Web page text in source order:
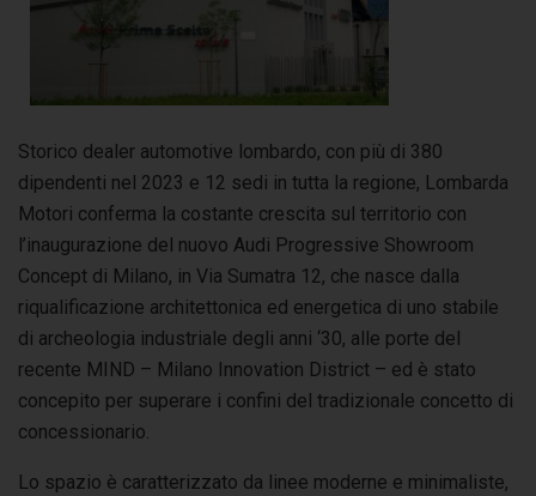
Storico dealer automotive lombardo, con più di 380
dipendenti nel 2023 e 12 sedi in tutta la regione, Lombarda
Motori conferma la costante crescita sul territorio con
l’inaugurazione del nuovo Audi Progressive Showroom
Concept di Milano, in Via Sumatra 12, che nasce dalla
riqualificazione architettonica ed energetica di uno stabile
di archeologia industriale degli anni ‘30, alle porte del
recente MIND – Milano Innovation District – ed è stato
concepito per superare i confini del tradizionale concetto di
concessionario.
Lo spazio è caratterizzato da linee moderne e minimaliste,